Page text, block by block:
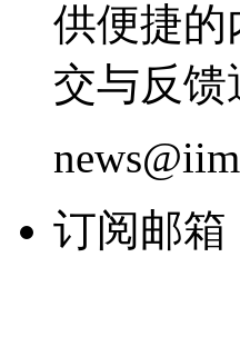
供便捷的
交与反馈
订阅邮箱